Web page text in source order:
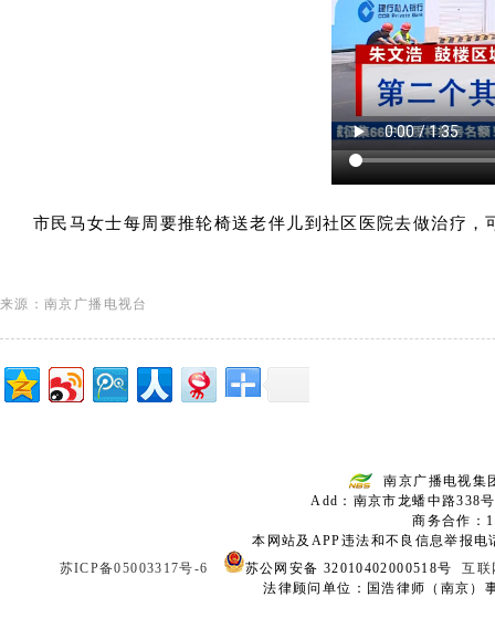
市民马女士每周要推轮椅送老伴儿到社区医院去做治疗
来源：南京广播电视台
南京广播电视集
Add：南京市龙蟠中路
商务合作：
本网站及APP违法和不良信息举报
苏ICP备05003317号-6
苏公网安备 32010402000518号互联
法律顾问单位：国浩律师（南京）